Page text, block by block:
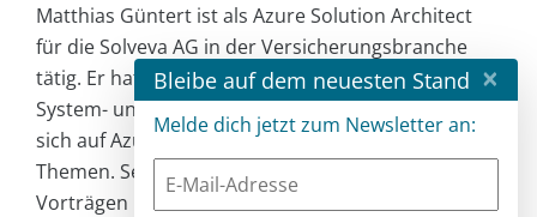
Matthias Güntert ist als Azure Solution Architect
für die Solveva AG in der Versicherungsbranche
tätig. Er hat über 18 Jahre Erfahrung im Bereich
System- und Software-Engineering und fokussiert
sich auf Azure-Cloud-Architekturen und DevOps-
Themen. Seine langjährige IT-Erfahrung teilt er in
Vorträgen und Veröffentlichungen.
Bleibe auf dem neuesten Stand ×
Melde dich jetzt zum Newsletter an: